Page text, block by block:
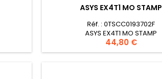
ASYS EX4T1 MO STAMP
Réf. : 0TSCC0193702F
ASYS EX4T1 MO STAMP
Prezzo
44,80 €